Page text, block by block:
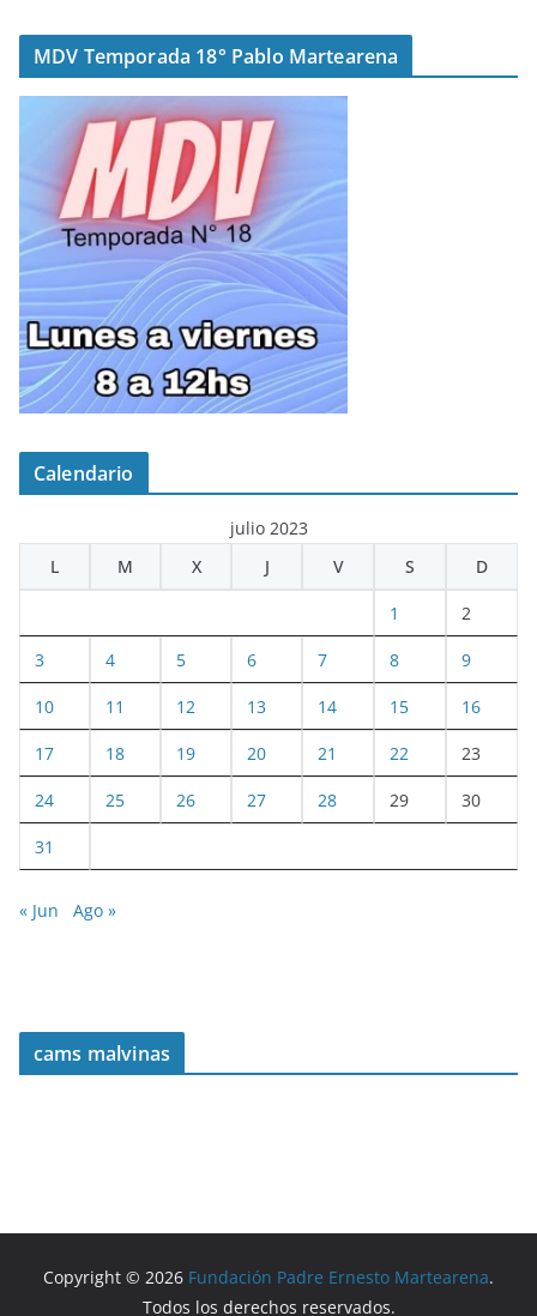
MDV Temporada 18° Pablo Martearena
Calendario
julio 2023
L
M X J V S D
1 2
3 4 5 6 7 8 9
10 11 12 13 14 15 16
17 18 19 20 21 22 23
24 25 26 27 28 29 30
31
« Jun Ago »
cams malvinas
Copyright © 2026 Fundación Padre Ernesto Martearena.
Todos los derechos reservados.